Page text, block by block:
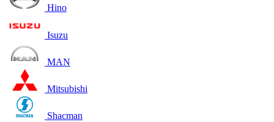
Hino
Isuzu
MAN
Mitsubishi
Shacman